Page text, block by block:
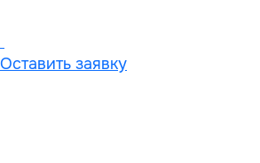
Оставить заявку